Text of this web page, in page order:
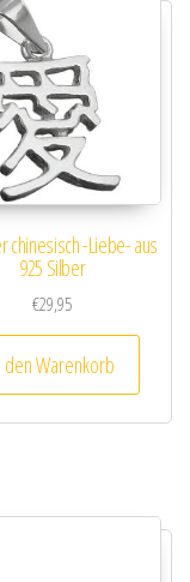
chinesisch -Liebe- aus
925 Silber
€29,95
den Warenkorb